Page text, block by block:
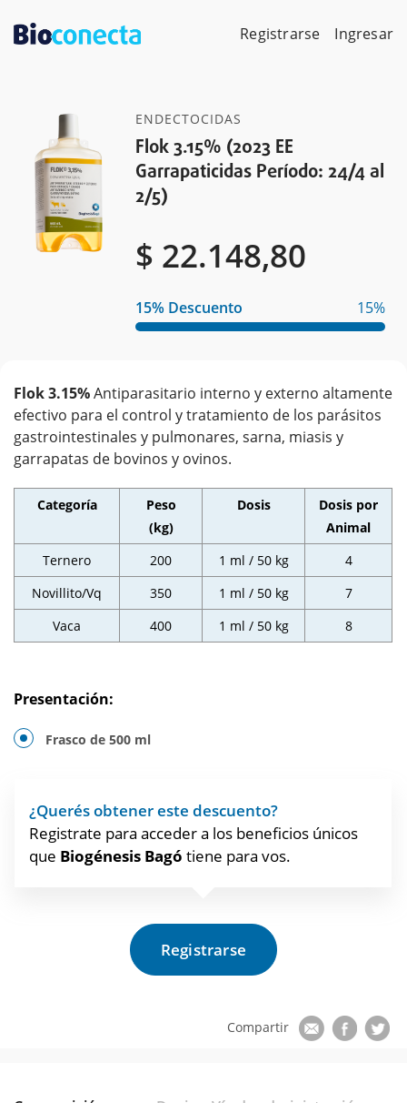
content Registrarse Ingresar
15% Descuento 15%
ENDECTOCIDAS
Flok 3.15% (2023 EE
Garrapaticidas Período: 24/4 al
2/5)
Flok 3.15%Antiparasitario interno y externo altamente
efectivo para el control y tratamiento de los parásitos
gastrointestinales y pulmonares, sarna, miasis y
garrapatas de bovinos y ovinos.
Categoría
Peso
(kg)
Dosis
Dosis por
Animal
Ternero
200 1 ml / 50 kg
4
Novillito/Vq
350 1 ml / 50 kg
7
Vaca
400 1 ml / 50 kg 8
Presentación:
Frasco de 500 ml
¿Querés obtener este descuento?
Registrate para acceder a los beneficios únicos
que Biogénesis Bagó tiene para vos.
Registrarse
$ 22.148,80